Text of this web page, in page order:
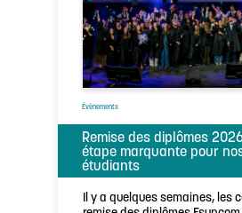
Évènements
Remise des diplômes
étape marquante pour
étudiants
Il y a quelques semaines, les